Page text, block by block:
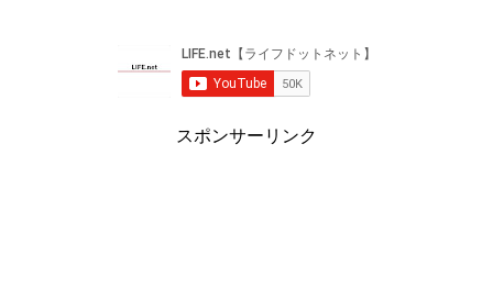
スポンサーリンク